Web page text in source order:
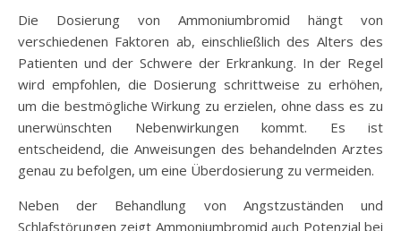
Die Dosierung von Ammoniumbromid hängt von
verschiedenen Faktoren ab, einschließlich des Alters des
Patienten und der Schwere der Erkrankung. In der Regel
wird empfohlen, die Dosierung schrittweise zu erhöhen,
um die bestmögliche Wirkung zu erzielen, ohne dass es zu
unerwünschten Nebenwirkungen kommt. Es ist
entscheidend, die Anweisungen des behandelnden Arztes
genau zu befolgen, um eine Überdosierung zu vermeiden.
Neben der Behandlung von Angstzuständen und
Schlafstörungen zeigt Ammoniumbromid auch Potenzial bei